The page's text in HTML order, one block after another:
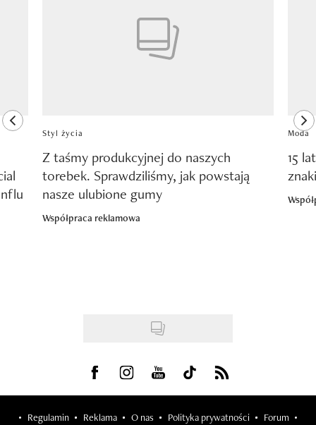
previous element
Styl życia
Z taśmy produkcyjnej do naszych
torebek. Sprawdziliśmy, jak powstają
nasze ulubione gumy
Współpraca reklamowa
Moda
15
Visit us on Facebook
Visit us on Instagram
Visit us on Youtube
Visit us on Tiktok
Visit us on Rss
Regulamin Reklama O nas Polityka prywatności Forum